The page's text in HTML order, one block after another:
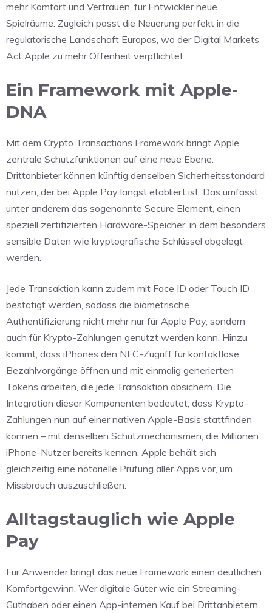
mehr Komfort und Vertrauen, für Entwickler neue
Spielräume. Zugleich passt die Neuerung perfekt in die
regulatorische Landschaft Europas, wo der Digital Markets
Act Apple zu mehr Offenheit verpflichtet.
Ein Framework mit Apple-
DNA
Mit dem Crypto Transactions Framework bringt Apple
zentrale Schutzfunktionen auf eine neue Ebene.
Drittanbieter können künftig denselben Sicherheitsstandard
nutzen, der bei Apple Pay längst etabliert ist. Das umfasst
unter anderem das sogenannte Secure Element, einen
speziell zertifizierten Hardware-Speicher, in dem besonders
sensible Daten wie kryptografische Schlüssel abgelegt
werden.
Jede Transaktion kann zudem mit Face ID oder Touch ID
bestätigt werden, sodass die biometrische
Authentifizierung nicht mehr nur für Apple Pay, sondern
auch für Krypto-Zahlungen genutzt werden kann. Hinzu
kommt, dass iPhones den NFC-Zugriff für kontaktlose
Bezahlvorgänge öffnen und mit einmalig generierten
Tokens arbeiten, die jede Transaktion absichern. Die
Integration dieser Komponenten bedeutet, dass Krypto-
Zahlungen nun auf einer nativen Apple-Basis stattfinden
können – mit denselben Schutzmechanismen, die Millionen
iPhone-Nutzer bereits kennen. Apple behält sich
gleichzeitig eine notarielle Prüfung aller Apps vor, um
Missbrauch auszuschließen.
Alltagstauglich wie Apple
Pay
Für Anwender bringt das neue Framework einen deutlichen
Komfortgewinn. Wer digitale Güter wie ein Streaming-
Guthaben oder einen App-internen Kauf bei Drittanbietern